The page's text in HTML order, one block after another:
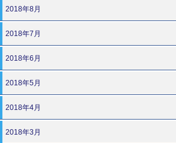
2018年8月
2018年7月
2018年6月
2018年5月
2018年4月
2018年3月